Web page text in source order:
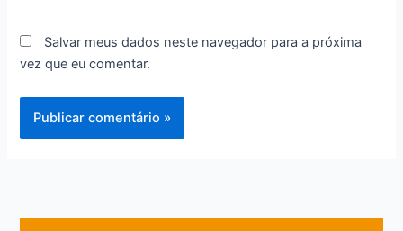
Salvar meus dados neste navegador para a próxima
vez que eu comentar.